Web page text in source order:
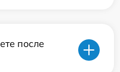
после